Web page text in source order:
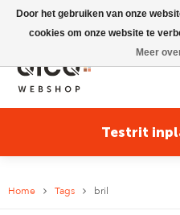
Riese & Müller Nevo5
Testrit
Home Tags bril
Door het gebruiken van onze
cookies om onze website te
Meer